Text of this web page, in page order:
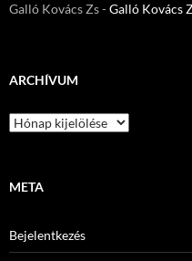
Galló Kovács Zs-Galló Kovács
ARCHÍVUM
Archívum
META
Bejelentkezés